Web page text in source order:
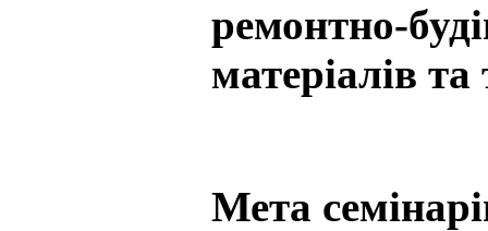
ремонтно-
матеріалів
Мета